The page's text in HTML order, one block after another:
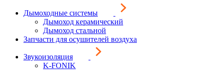
Дымоходные системы
Дымоход керамический
Дымоход стальной
Запчасти для осушителей воздуха
Звукоизоляция
K-FONIK